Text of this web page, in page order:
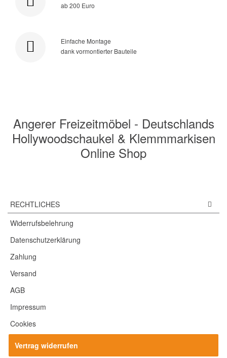
ab 200 Euro
Einfache Montage
dank vormontierter Bauteile
Angerer Freizeitmöbel - Deutschlands
Hollywoodschaukel & Klemmmarkisen
Online Shop
RECHTLICHES
Widerrufsbelehrung
Datenschutzerklärung
Zahlung
Versand
AGB
Impressum
Cookies
Vertrag widerrufen